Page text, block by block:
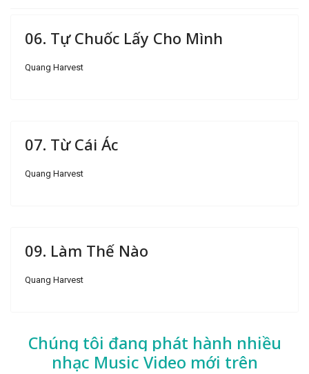
06. Tự Chuốc Lấy Cho Mình
Quang Harvest
07. Từ Cái Ác
Quang Harvest
09. Làm Thế Nào
Quang Harvest
Chúng tôi đang phát hành nhiều
nhạc Music Video mới trên